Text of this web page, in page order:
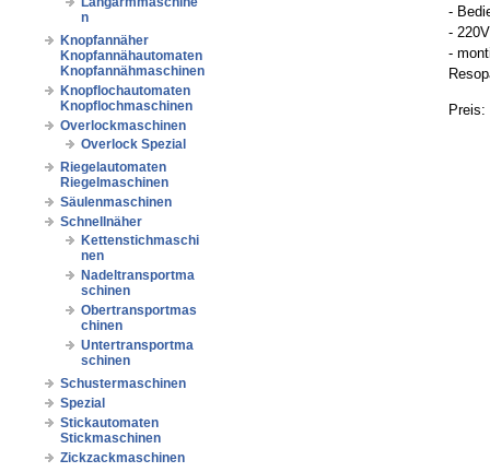
n
Knopfannäher
Knopfannähautomaten
Knopfannähmaschinen
Knopflochautomaten
Knopflochmaschinen
Overlockmaschinen
Overlock Spezial
Riegelautomaten
Riegelmaschinen
Säulenmaschinen
Schnellnäher
Kettenstichmaschi
nen
Nadeltransportma
schinen
Obertransportmas
chinen
Untertransportma
schinen
Schustermaschinen
Spezial
Stickautomaten
Stickmaschinen
Zickzackmaschinen
-
-
-
Preis: